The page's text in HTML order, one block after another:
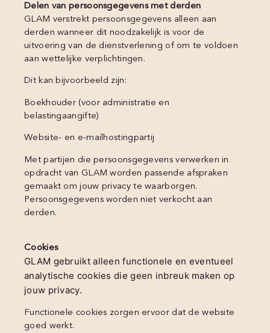
Delen van persoonsgegevens met derden
GLAM verstrekt persoonsgegevens alleen aan
derden wanneer dit noodzakelijk is voor de
uitvoering van de dienstverlening of om te voldoen
aan wettelijke verplichtingen.
Dit kan bijvoorbeeld zijn:
Boekhouder (voor administratie en
belastingaangifte)
Website- en e-mailhostingpartij
Met partijen die persoonsgegevens verwerken in
opdracht van GLAM worden passende afspraken
gemaakt om jouw privacy te waarborgen.
Persoonsgegevens worden niet verkocht aan
derden.
Cookies
GLAM gebruikt alleen functionele en eventueel
analytische cookies die geen inbreuk maken op
jouw privacy.
Functionele cookies zorgen ervoor dat de website
goed werkt.